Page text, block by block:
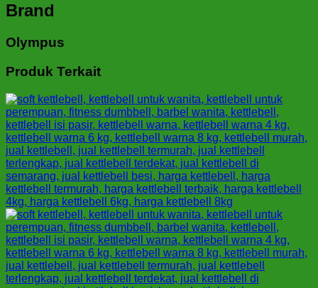
Brand
Olympus
Produk Terkait